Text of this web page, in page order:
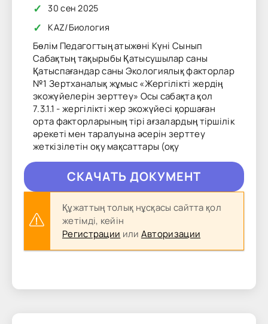
✓ 30 сен 2025
✓ KAZ/Биология
Бөлім Педагогтың атыжөні Күні Сынып
Сабақтың тақырыбы Қатысушылар саны
Қатыспағандар саны Экологиялық факторлар
№1 Зертханалық жұмыс «Жергілікті жердің
экожүйелерін зерттеу» Осы сабақта қол
7.3.1.1 - жергілікті жер экожүйесі қоршаған
орта факторларының тірі ағзалардың тіршілік
әрекеті мен таралуына әсерін зерттеу
жеткізілетін оқу мақсаттары (оқу
CКAЧAТЬ ДОКУМЕНТ
Құжаттың толық нұсқасы сайтта қол
жетімді, кейін
Регистрации или Авторизации